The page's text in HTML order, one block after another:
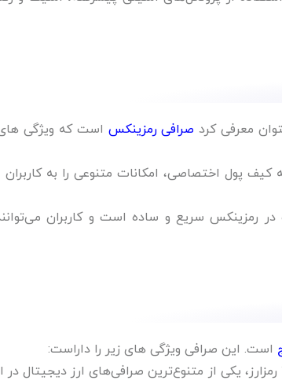
معرفی کرد صرافی رمزینکس است که ویژگی
از بیش از ۳۰ رمزارز و ارائه کیف پول اختصاصی، امکانات متنوعی را به
در رمزینکس سریع و ساده است و کاربران
است. این صرافی ویژگی های زیر را داراست:
: اوکی اکسچنج با پشتیبانی از بیش از ۷۰۰ رمزارز، یکی از متنوع‌ترین صرافی‌های ارز دیجیتال